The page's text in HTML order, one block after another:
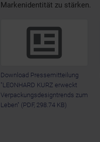
Markenidentität zu stärken.
Download Pressemitteilung
"LEONHARD KURZ erweckt
Verpackungsdesigntrends zum
Leben" (PDF, 298.74 KB)